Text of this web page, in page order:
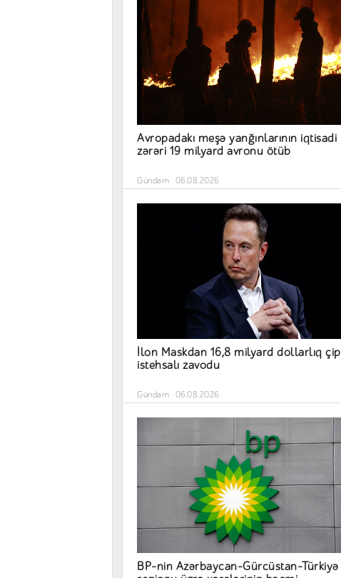
Avropadakı meşə yanğınlarının iqtisadi
zərəri 19 milyard avronu ötüb
Gündəm 06.08.2026
İlon Maskdan 16,8 milyard dollarlıq çip
istehsalı zavodu
Gündəm 06.08.2026
BP-nin Azərbaycan-Gürcüstan-Türkiyə